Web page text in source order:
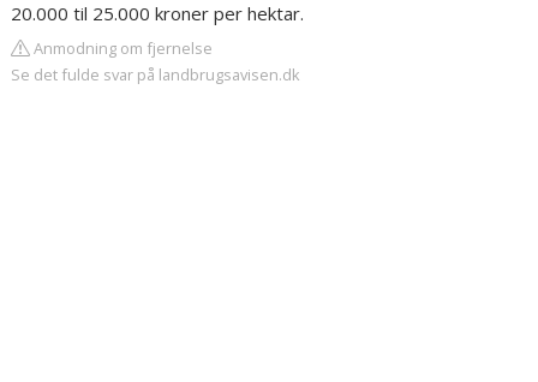
20.000 til 25.000 kroner per hektar.
Anmodning om fjernelse
Se det fulde svar på landbrugsavisen.dk